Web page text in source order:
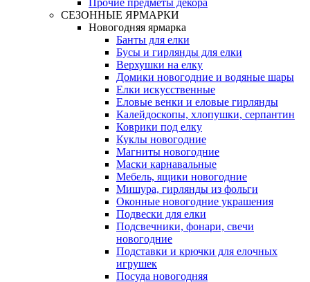
Прочие предметы декора
СЕЗОННЫЕ ЯРМАРКИ
Новогодняя ярмарка
Банты для елки
Бусы и гирлянды для елки
Верхушки на елку
Домики новогодние и водяные шары
Елки искусственные
Еловые венки и еловые гирлянды
Калейдоскопы, хлопушки, серпантин
Коврики под елку
Куклы новогодние
Магниты новогодние
Маски карнавальные
Мебель, ящики новогодние
Мишура, гирлянды из фольги
Оконные новогодние украшения
Подвески для елки
Подсвечники, фонари, свечи
новогодние
Подставки и крючки для елочных
игрушек
Посуда новогодняя